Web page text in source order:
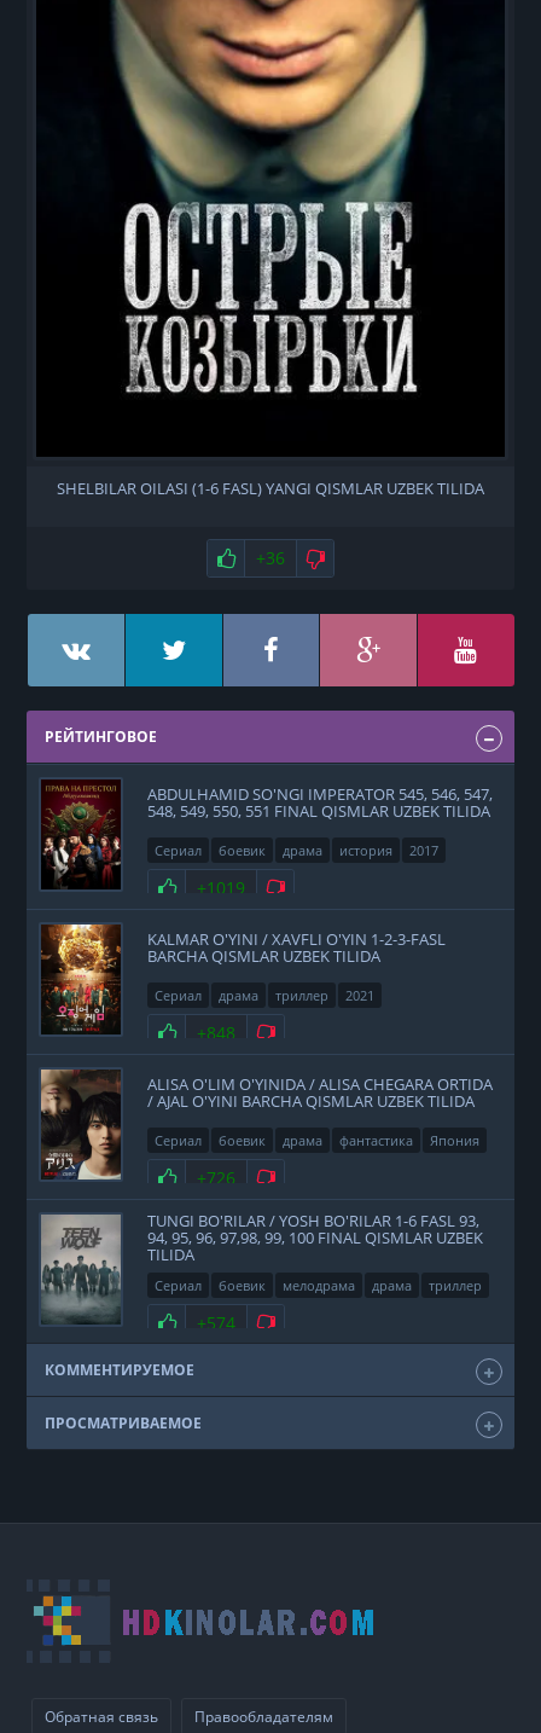
SHELBILAR OILASI (1-6 FASL) YANGI QISMLAR UZBEK TILIDA
Нравится
+36 Не нравится
РЕЙТИНГОВОЕ
ABDULHAMID SO'NGI IMPERATOR 545, 546, 547,
548, 549, 550, 551 FINAL QISMLAR UZBEK TILIDA
Сериал боевик драма история 2017
Нравится
+1019 Не нравится
KALMAR O'YINI / XAVFLI O'YIN 1-2-3-FASL
BARCHA QISMLAR UZBEK TILIDA
Сериал драма триллер 2021
Нравится
+848 Не нравится
ALISA O'LIM O'YINIDA / ALISA CHEGARA ORTIDA
/ AJAL O'YINI BARCHA QISMLAR UZBEK TILIDA
Сериал боевик драма фантастика
Япония
2020
Нравится
+726 Не нравится
TUNGI BO'RILAR / YOSH BO'RILAR 1-6 FASL 93,
94, 95, 96, 97,98, 99, 100 FINAL QISMLAR UZBEK
TILIDA
Сериал боевик мелодрама драма
триллер
фэнтези
США 2011
Нравится
+574 Не нравится
КОММЕНТИРУЕМОЕ
ПРОСМАТРИВАЕМОЕ
Обратная связь Правообладателям